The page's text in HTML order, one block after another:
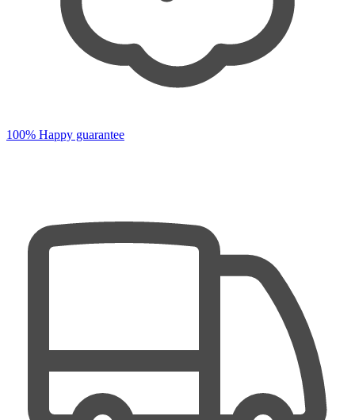
100% Happy guarantee